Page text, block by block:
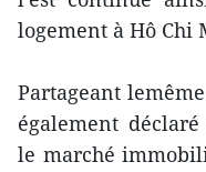
logement à Hô Chi
Partageant
également
le marché